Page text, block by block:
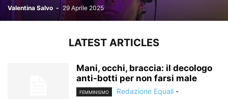
Valentina Salvo - 29 Aprile 2025
LATEST ARTICLES
Mani, occhi, braccia: il decologo
anti-botti per non farsi male
FEMMINISMO Redazione Equall -